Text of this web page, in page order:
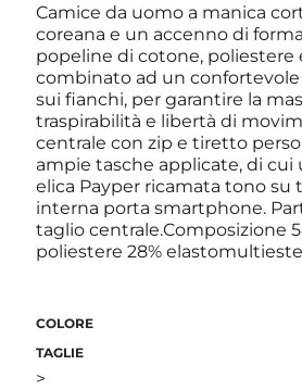
Camice da uomo a manica
coreana e un accenno di
popeline di cotone, poliestere
combinato ad un
sui fianchi, per garantire la
traspirabilità e libertà di
centrale con zip e tiretto
ampie tasche applicate, di cui
elica Payper ricamata tono su
interna porta smartphone.
taglio centrale.Composizione
poliestere 28%
COLORE
TAGLIE
>